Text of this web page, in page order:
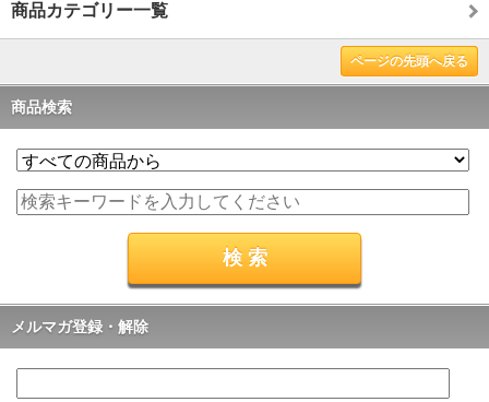
商品カテゴリー一覧
ページの先頭へ戻る
商品検索
メルマガ登録・解除